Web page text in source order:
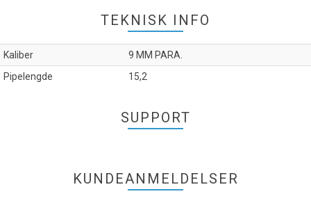
TEKNISK INFO
Kaliber
9 MM PARA.
Pipelengde
15,2
SUPPORT
KUNDEANMELDELSER